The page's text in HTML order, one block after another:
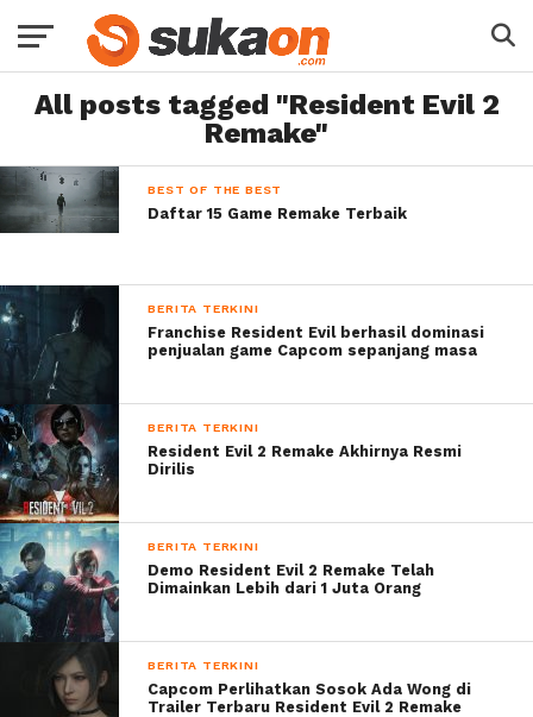
All posts tagged "Resident Evil 2
Remake"
BEST OF THE BEST
Daftar 15 Game Remake Terbaik
BERITA TERKINI
Franchise Resident Evil berhasil dominasi
penjualan game Capcom sepanjang masa
BERITA TERKINI
Resident Evil 2 Remake Akhirnya Resmi
Dirilis
BERITA TERKINI
Demo Resident Evil 2 Remake Telah
Dimainkan Lebih dari 1 Juta Orang
BERITA TERKINI
Capcom Perlihatkan Sosok Ada Wong di
Trailer Terbaru Resident Evil 2 Remake